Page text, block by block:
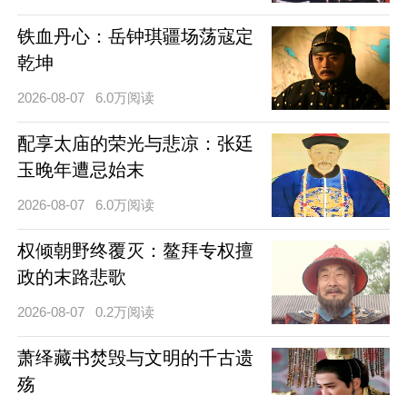
铁血丹心：岳钟琪疆场荡寇定
乾坤
2026-08-07 6.0万阅读
配享太庙的荣光与悲凉：张廷
玉晚年遭忌始末
2026-08-07 6.0万阅读
权倾朝野终覆灭：鳌拜专权擅
政的末路悲歌
2026-08-07 0.2万阅读
萧绎藏书焚毁与文明的千古遗
殇